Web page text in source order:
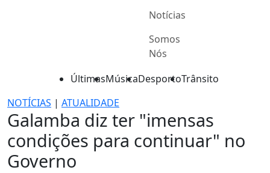
Notícias
Somos
Nós
ÚltimasMúsicaDesportoTrânsito
NOTÍCIAS | ATUALIDADE
Galamba diz ter "imensas
condições para continuar" no
Governo